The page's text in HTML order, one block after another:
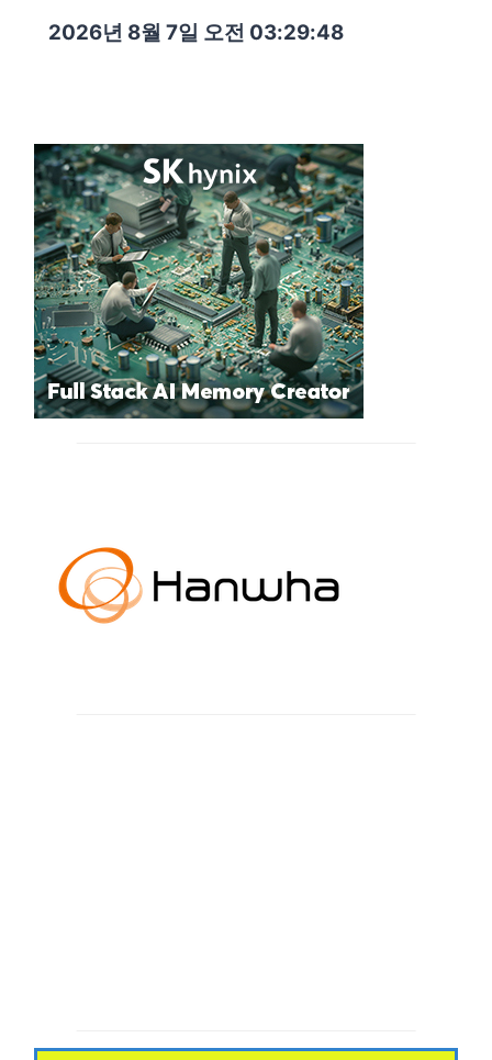
2026년 8월 7일 오전 03:29:50